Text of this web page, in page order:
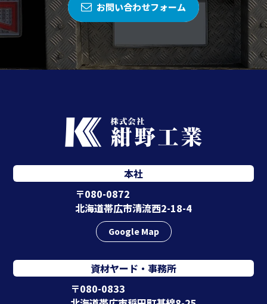
お問い合わせフォーム
本社
〒080-0872
北海道帯広市清流西2-18-4
Google Map
資材ヤード・事務所
〒080-0833